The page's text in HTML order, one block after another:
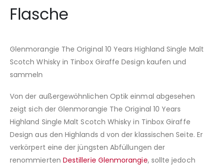
Flasche
Glenmorangie The Original 10 Years Highland Single Malt
Scotch Whisky in Tinbox Giraffe Design kaufen und
sammeln
Von der außergewöhnlichen Optik einmal abgesehen
zeigt sich der Glenmorangie The Original 10 Years
Highland Single Malt Scotch Whisky in Tinbox Giraffe
Design aus den Highlands d von der klassischen Seite. Er
verkörpert eine der jüngsten Abfüllungen der
renommierten Destillerie Glenmorangie, sollte jedoch